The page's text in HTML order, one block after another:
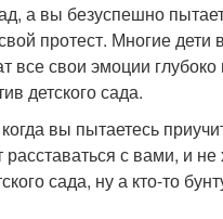
а вы безуспешно
протест. Многие
все свои эмоции
детского сада.
вы пытаетесь
с вами, и не
сада, ну а кто-то